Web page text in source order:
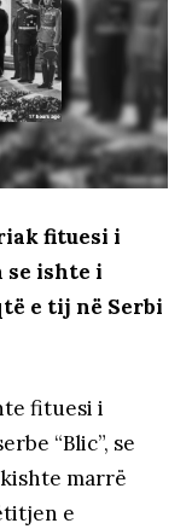
fituesi i
se ishte i
e tij në Serbi
fituesi i
“Blic”, se
marrë
e